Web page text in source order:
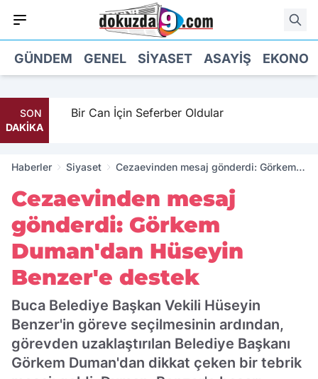
GÜNDEM GENEL SIYASET ASAYIŞ
SON
DAKİKA
Bir Can İçin Seferber Oldular
Haberler Siyaset
Cezaevinden mesaj gönderdi: Görkem
Cezaevinden mesaj
gönderdi: Görkem
Duman'dan Hüseyin
Benzer'e destek
Buca Belediye Başkan Vekili Hüseyin
Benzer'in göreve seçilmesinin ardından,
görevden uzaklaştırılan Belediye Başkanı
Görkem Duman'dan dikkat çeken bir tebrik